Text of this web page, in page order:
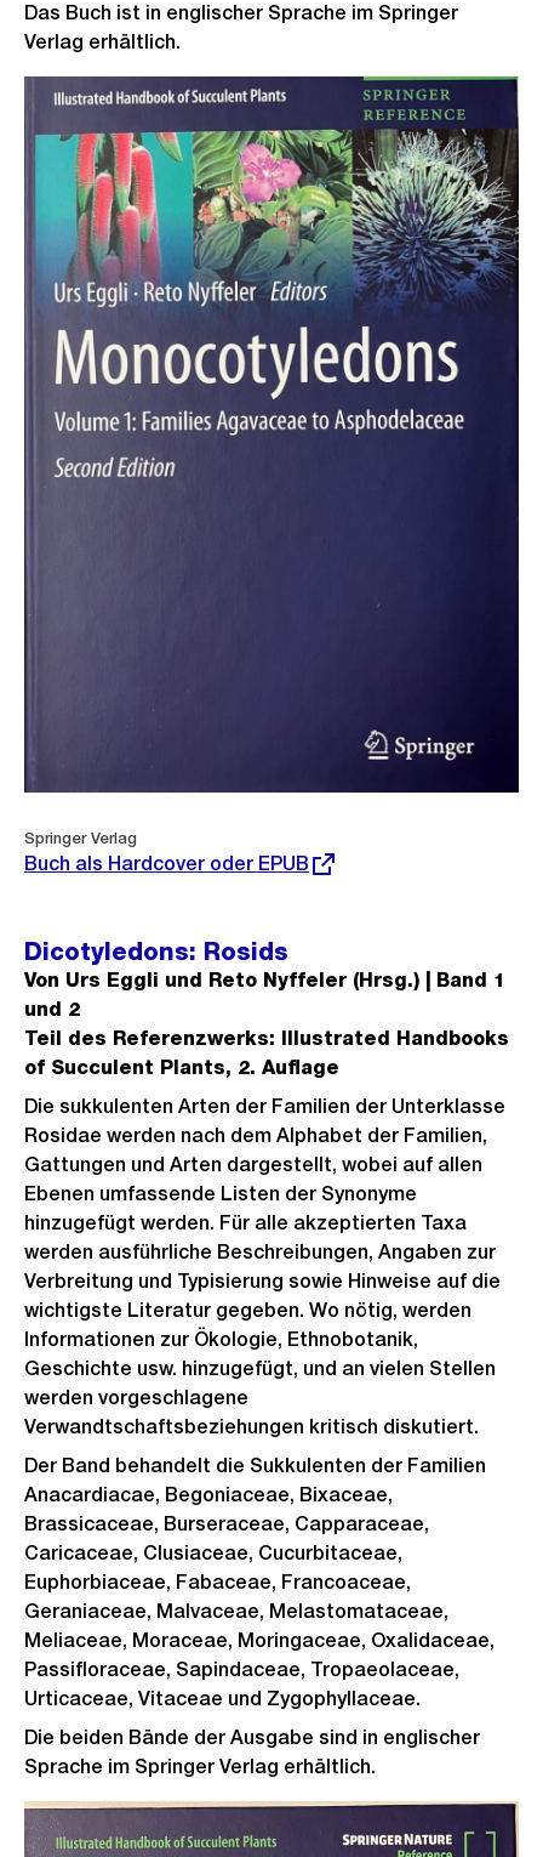
Das Buch ist in englischer Sprache im Springer
Verlag erhältlich.
Springer Verlag
Externer
Link:
Buch als Hardcover oder EPUB
Dicotyledons: Rosids
Von Urs Eggli und Reto Nyffeler (Hrsg.) | Band 1
und 2
Teil des Referenzwerks: Illustrated Handbooks
of Succulent Plants, 2. Auflage
Die sukkulenten Arten der Familien der Unterklasse
Rosidae werden nach dem Alphabet der Familien,
Gattungen und Arten dargestellt, wobei auf allen
Ebenen umfassende Listen der Synonyme
hinzugefügt werden. Für alle akzeptierten Taxa
werden ausführliche Beschreibungen, Angaben zur
Verbreitung und Typisierung sowie Hinweise auf die
wichtigste Literatur gegeben. Wo nötig, werden
Informationen zur Ökologie, Ethnobotanik,
Geschichte usw. hinzugefügt, und an vielen Stellen
werden vorgeschlagene
Verwandtschaftsbeziehungen kritisch diskutiert.
Der Band behandelt die Sukkulenten der Familien
Anacardiacae, Begoniaceae, Bixaceae,
Brassicaceae, Burseraceae, Capparaceae,
Caricaceae, Clusiaceae, Cucurbitaceae,
Euphorbiaceae, Fabaceae, Francoaceae,
Geraniaceae, Malvaceae, Melastomataceae,
Meliaceae, Moraceae, Moringaceae, Oxalidaceae,
Passifloraceae, Sapindaceae, Tropaeolaceae,
Urticaceae, Vitaceae und Zygophyllaceae.
Die beiden Bände der Ausgabe sind in englischer
Sprache im Springer Verlag erhältlich.